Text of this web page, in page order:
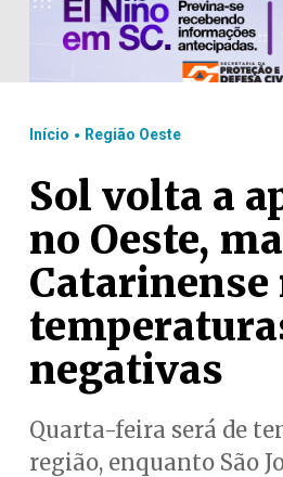
Início . Região Oeste
Sol volta a
no Oeste,
negativas
Quarta-feira será de
região, enquanto São